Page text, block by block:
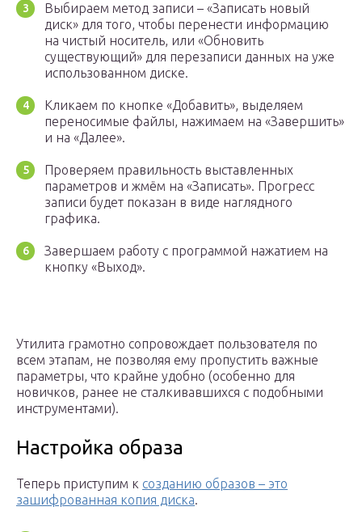
Выбираем метод записи – «Записать новый
диск» для того, чтобы перенести информацию
на чистый носитель, или «Обновить
существующий» для перезаписи данных на уже
использованном диске.
Кликаем по кнопке «Добавить», выделяем
переносимые файлы, нажимаем на «Завершить»
и на «Далее».
Проверяем правильность выставленных
параметров и жмём на «Записать». Прогресс
записи будет показан в виде наглядного
графика.
Завершаем работу с программой нажатием на
кнопку «Выход».
Утилита грамотно сопровождает пользователя по
всем этапам, не позволяя ему пропустить важные
параметры, что крайне удобно (особенно для
новичков, ранее не сталкивавшихся с подобными
инструментами).
Настройка образа
Теперь приступим к созданию образов – это
зашифрованная копия диска.